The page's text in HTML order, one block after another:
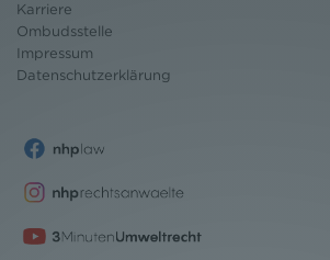
Karriere
Ombudsstelle
Impressum
Datenschutzerklärung